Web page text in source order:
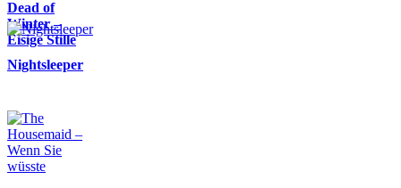
Dead of
Winter –
Eisige Stille
Nightsleeper